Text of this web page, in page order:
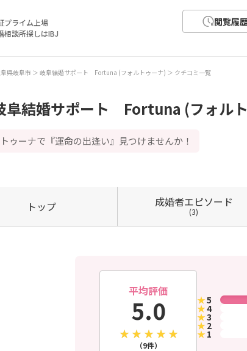
プライム上場
相談所探しはIBJ
閲覧履
県岐阜市 岐阜結婚サポート Fortuna (フォルトゥーナ) クチコミ一覧
阜結婚サポート Fortuna (フォル
ゥーナで『運命の出逢い』見つけませんか！
トップ 成婚者エピソード
(3)
平均評価
5.0
（9件）
★5
★4
★3
★ 2
★ 1